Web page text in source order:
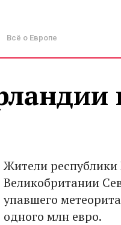
Всё о Европе
Жители
Великобритании
упавшего
одного млн евро.